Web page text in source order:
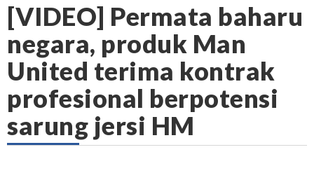
[VIDEO] Permata baharu
negara, produk Man
United terima kontrak
profesional berpotensi
sarung jersi HM